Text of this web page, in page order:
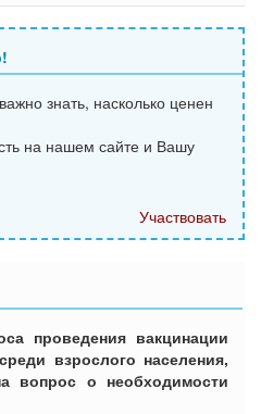
знать, насколько ценен
на нашем сайте и Вашу
Участвовать
проведения вакцинации
взрослого населения,
вопрос о необходимости